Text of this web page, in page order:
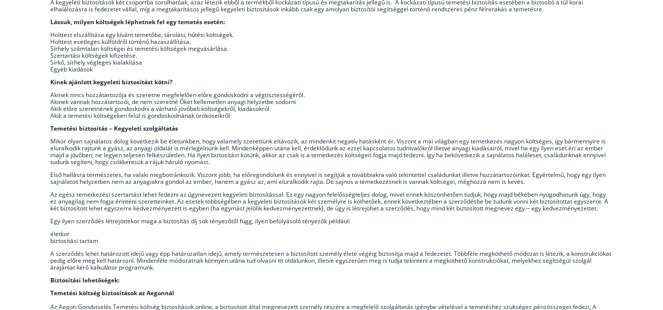
A kegyeleti biztosítások két csoportba sorolhatóak, azaz létezik ebből a termékből kockázati típusú és megtakarítás jellegű is. A kockázati típusú temetési biztosítás esetében a biztosító a túl korai
elhalálozásra is fedezetet vállal, míg a megtakarításos jellegű kegyeleti biztosítások inkább csak egy amolyan biztosítói segítséggel történő rendszeres pénz félrerakás a temetésre.
Lássuk, milyen költségek léphetnek fel egy temetés esetén:
Holttest elszállítása egy kívánt temetőbe, tárolási, hűtési költségek.
Holttest esetleges külföldről történő hazaszállítása.
Sírhely számtalan költségei és temetési költségek megvásárlása.
Szertartási költségek kifizetése.
Sírkő, sírhely végleges kialakítása
Egyéb kiadások
Kinek ajánlott kegyeleti biztosítást kötni?
Akinek nincs hozzátartozója és szeretne megfelelően előre gondoskodni a végtisztességéről.
Akinek vannak hozzátartozói, de nem szeretné Őket kellemetlen anyagi helyzetbe sodorni
Akik előre szeretnének gondoskodni a várható jövőbeli költségekről, kiadásokról
Akik a temetési költségeken felül is gondoskodnának örököseikről
Temetési biztosítás – Kegyeleti szolgáltatás
Mikor olyan sajnálatos dolog következik be életünkben, hogy valamely szerettünk eltávozik, az mindenkit negatív hatásként ér. Viszont a mai világban egy temetkezés nagyon költséges, így bármennyire is
eluralkodik rajtunk a gyász, az anyagi oldalát is mérlegelnünk kell. Mindenképpen utána kell, érdeklődünk az ezzel kapcsolatos tudnivalókról illetve anyagi kiadásairól, mivel ha egy ilyen eset éri az ember
majd a jövőben, ne legyen teljesen felkészületlen. Ha ilyen biztosítást kötünk, akkor az csak is a temetkezés költségeit fogja majd fedezni. Így ha bekövetkezik a sajnálatos haláleset, családunknak ennyivel
tudunk segíteni, hogy csökkentsük a rájuk háruló nyomást.
Első hallásra természetes, ha valaki megbotránkozik. Viszont jobb, ha előregondolunk és ennyivel is segítjük a továbbiakra való tekintettel családunkat illetve hozzátartozóinkat. Egyértelmű, hogy egy ilyen
sajnálatos helyzetben nem az anyagiakra gondol az ember, hanem a gyász az, ami eluralkodik rajta. De sajnos a temetkezésnek is vannak költségei, méghozzá nem is kevés.
Az egész temetkezési szertartást lehet fedezni az úgynevezett kegyeleti biztosítással. Ez egy nagyon felelősségteljes dolog, mivel ennek köszönhetően tudjuk, hogy majd békében nyugodhatunk úgy, hogy
ez anyagilag nem fogja érinteni szeretteinket. Az esetek többségében a kegyeleti biztosítások két személyre is köthetőek, ennek következtében a szerződésbe be tudunk vonni két biztosítottat egyszerre. A
két biztosított lehet egyszerre kedvezményezett is egyben (ha egymást jelölik kedvezményezettnek), de úgy is létrejöhet a szerződés, hogy mind két biztosított megnevez egy – egy kedvezményezettet.
Egy ilyen szerződés létrejöttekor maga a biztosítás díj sok tényezőtől függ, ilyen befolyásoló tényezők például:
életkor
biztosítási tartam
A szerződés lehet határozott idejű vagy épp határozatlan idejű, amely természetesen a biztosított személy élete végéig biztosítja majd a fedezetet. Többféle megköthető módozat is létezik, a konstrukciókat
pedig előre meg kell határozni. Mindenféle módozatnak könnyen utána tud olvasni itt oldalunkon, illetve egyszerűen meg is tudja tekinteni a megköthető konstrukciókat, melyekhez segítségül szolgál
árajánlat kérő kalkulátor programunk.
Biztosítási lehetőségek:
Temetési költség biztosítások az Aegonnál
Az Aegon Gondviselés Temetési költség biztosítások online, a biztosított által megnevezett személy részére a megfelelő szolgáltatás igénybe vételével a temetéshez szükséges pénzösszeget fedezi, A